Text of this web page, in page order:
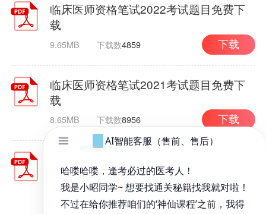
临床医师资格笔试2022考试题目免费下
载
9.65MB 下载数4859 下载
临床医师资格笔试2021考试题目免费下
载
8.65MB 下载数8956 下载
载
7.61MB 下载数 3265 下载